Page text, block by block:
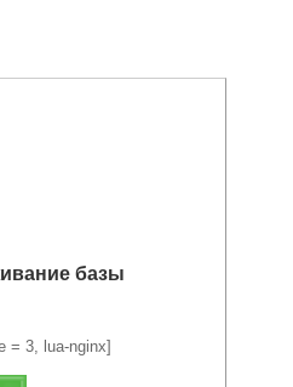
базы
= 3, lua-nginx]